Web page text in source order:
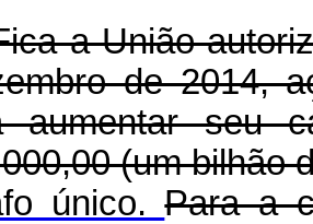
a União
de 2014,
aumentar seu
(um bilhão
único.Para a